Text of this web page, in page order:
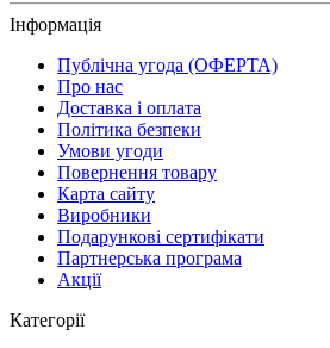
Інформація
Публічна угода (ОФЕРТА)
Про нас
Доставка і оплата
Політика безпеки
Умови угоди
Повернення товару
Карта сайту
Виробники
Подарункові сертифікати
Партнерська програма
Акції
Категорії